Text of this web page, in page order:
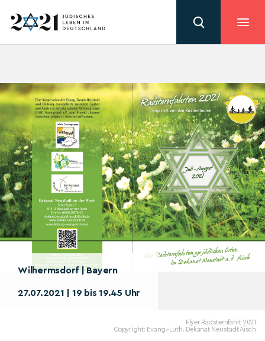
Wilhermsdorf | Bayern
27.07.2021 | 19 bis 19.45 Uhr
Flyer Radsternfahrt 2021
Copyright: Evang.-Luth. Dekanat Neustadt Aisch